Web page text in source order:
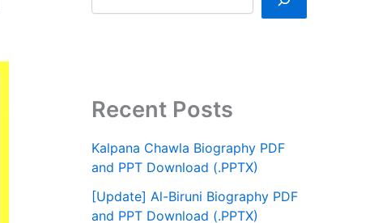
Recent Posts
Kalpana Chawla Biography PDF
and PPT Download (.PPTX)
[Update] Al-Biruni Biography PDF
and PPT Download (.PPTX)